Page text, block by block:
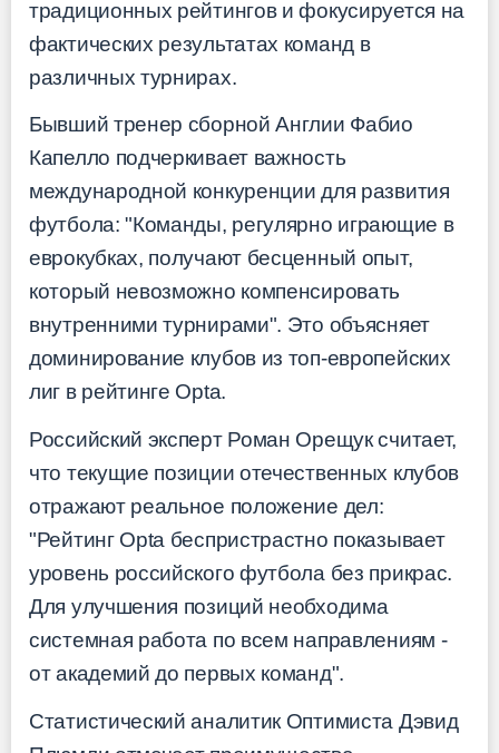
традиционных рейтингов и фокусируется на
фактических результатах команд в
различных турнирах.
Бывший тренер сборной Англии Фабио
Капелло подчеркивает важность
международной конкуренции для развития
футбола: "Команды, регулярно играющие в
еврокубках, получают бесценный опыт,
который невозможно компенсировать
внутренними турнирами". Это объясняет
доминирование клубов из топ-европейских
лиг в рейтинге Opta.
Российский эксперт Роман Орещук считает,
что текущие позиции отечественных клубов
отражают реальное положение дел:
"Рейтинг Opta беспристрастно показывает
уровень российского футбола без прикрас.
Для улучшения позиций необходима
системная работа по всем направлениям -
от академий до первых команд".
Статистический аналитик Оптимиста Дэвид